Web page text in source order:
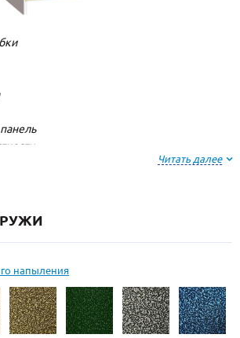
Читать далее
напыления